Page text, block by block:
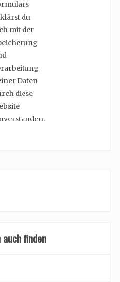
du
mit der
Daten
diese
finden